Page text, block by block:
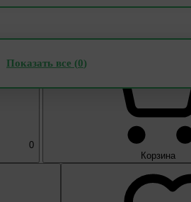
Показать все (0)
0
Корзина